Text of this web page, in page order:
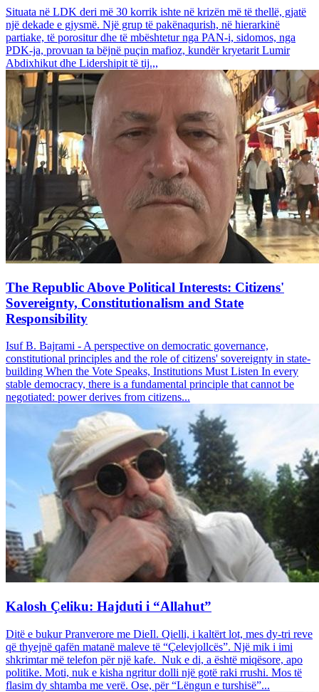
Situata në LDK deri më 30 korrik ishte në krizën më të thellë, gjatë
një dekade e gjysmë. Një grup të pakënaqurish, në hierarkinë
partiake, të porositur dhe të mbështetur nga PAN-i, sidomos, nga
PDK-ja, provuan ta bëjnë puçin mafioz, kundër kryetarit Lumir
Abdixhikut dhe Lidershipit të tij.,,
The Republic Above Political Interests: Citizens'
Sovereignty, Constitutionalism and State
Responsibility
Isuf B. Bajrami - A perspective on democratic governance,
constitutional principles and the role of citizens' sovereignty in state-
building When the Vote Speaks, Institutions Must Listen In every
stable democracy, there is a fundamental principle that cannot be
negotiated: power derives from citizens...
Kalosh Çeliku: Hajduti i “Allahut”
Ditë e bukur Pranverore me DieIl. Qielli, i kaltërt lot, mes dy-tri reve
që thyejnë qafën matanë maleve të “Çelevjollcës”. Një mik i imi
shkrimtar më telefon për një kafe. Nuk e di, a është miqësore, apo
politike. Moti, nuk e kisha ngritur dolli një gotë raki rrushi. Mos të
flasim dy shtamba me verë. Ose, për “Lëngun e turshisë”...